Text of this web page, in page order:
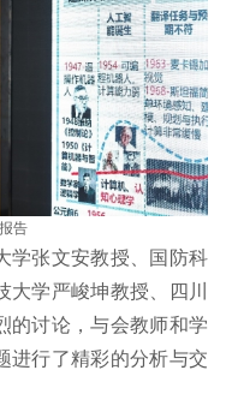
告
学张文安教授、国防科
学严峻坤教授、四川
的讨论，与会教师和学
进行了精彩的分析与交